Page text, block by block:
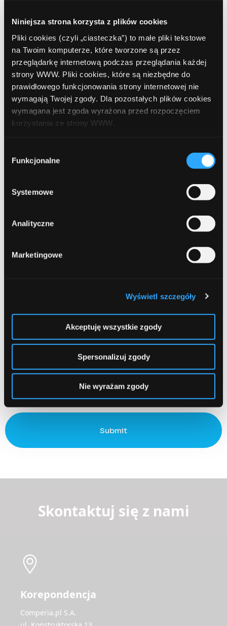
Niniejsza strona korzysta z plików cookies
Pliki cookies (czyli „ciasteczka”) to małe pliki tekstowe
na Twoim komputerze, które tworzone są przez
przeglądarkę internetową podczas przeglądania każdej
strony WWW. Pliki cookies, które są niezbędne do
prawidłowego funkcjonowania strony internetowej nie
wymagają Twojej zgody. Dla pozostałych plików cookies
wymagana jest zgoda wyrażona przed rozpoczęciem
korzystania ze strony WWW.
formy korzystania z plików cookies. Więcej:
Polityka
zgody
Funkcjonalne
Systemowe
Analityczne
Marketingowe
Wyświetl szczegóły
Akceptuję wszystkie zgody
Spersonalizuj zgody
Nie wyrażam zgody
Leave a comment
Comment Required
Name Required
Email Required
Zapamiętaj moje dane w tej przeglądarce podczas pisania
kolejnych komentarzy.
Submit
Skontaktuj się z nami
Korepondencja
Comperia.pl S.A.